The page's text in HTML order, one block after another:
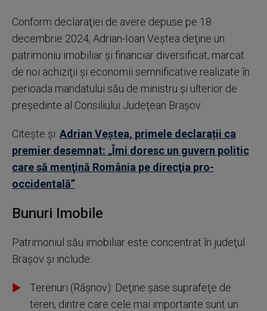
Conform declaraţiei de avere depuse pe 18
decembrie 2024, Adrian-Ioan Veştea deţine un
patrimoniu imobiliar şi financiar diversificat, marcat
de noi achiziţii şi economii semnificative realizate în
perioada mandatului său de ministru şi ulterior de
preşedinte al Consiliului Judeţean Braşov.
Citește și: Adrian Veștea, primele declarații ca
premier desemnat: „Îmi doresc un guvern politic
care să menţină România pe direcţia pro-
occidentală”
Bunuri Imobile
Patrimoniul său imobiliar este concentrat în judeţul
Braşov şi include:
Terenuri (Râşnov): Deţine şase suprafeţe de
teren, dintre care cele mai importante sunt un